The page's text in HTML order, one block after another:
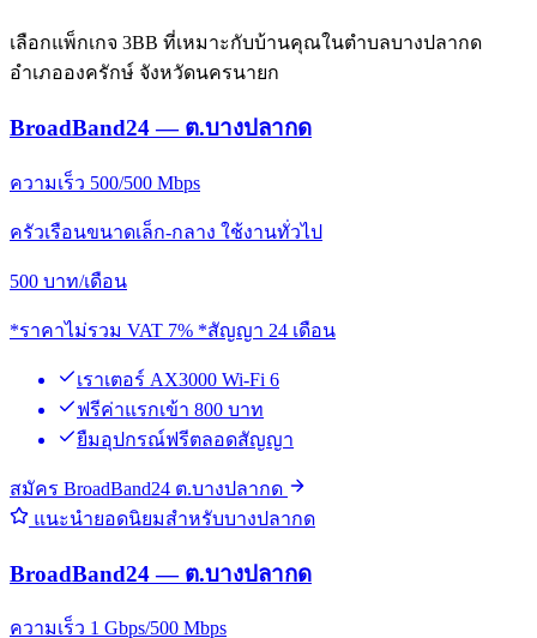
เลือกแพ็กเกจ 3BB ที่เหมาะกับบ้านคุณในตำบลบางปลากด
อำเภอองครักษ์ จังหวัดนครนายก
BroadBand24 — ต.บางปลากด
ความเร็ว 500/500 Mbps
ครัวเรือนขนาดเล็ก-กลาง ใช้งานทั่วไป
500 บาท/เดือน
*ราคาไม่รวม VAT 7% *สัญญา 24 เดือน
เราเตอร์ AX3000 Wi-Fi 6
ฟรีค่าแรกเข้า 800 บาท
ยืมอุปกรณ์ฟรีตลอดสัญญา
สมัคร BroadBand24 ต.บางปลากด
แนะนำยอดนิยมสำหรับบางปลากด
BroadBand24 — ต.บางปลากด
ความเร็ว 1 Gbps/500 Mbps